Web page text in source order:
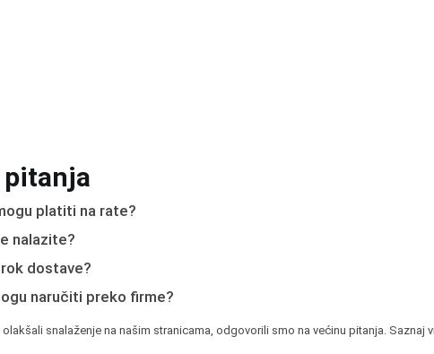
pitanja
platiti na rate?
nalazite?
dostave?
naručiti preko firme?
snalaženje na našim stranicama, odgovorili smo na većinu pitanja. Saznaj